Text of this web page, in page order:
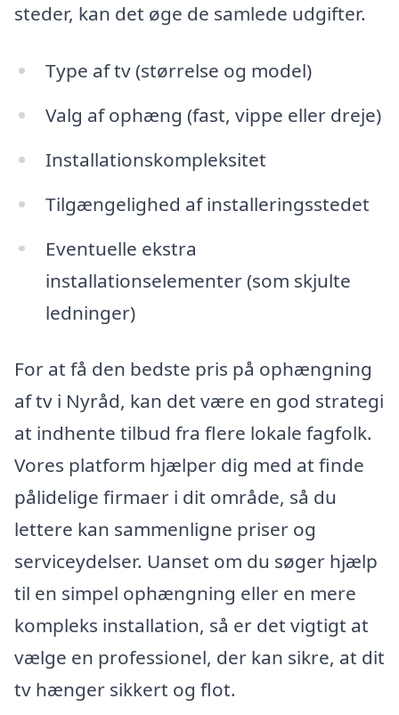
steder, kan det øge de samlede udgifter.
Type af tv (størrelse og model)
Valg af ophæng (fast, vippe eller dreje)
Installationskompleksitet
Tilgængelighed af installeringsstedet
Eventuelle ekstra
installationselementer (som skjulte
ledninger)
For at få den bedste pris på ophængning
af tv i Nyråd, kan det være en god strategi
at indhente tilbud fra flere lokale fagfolk.
Vores platform hjælper dig med at finde
pålidelige firmaer i dit område, så du
lettere kan sammenligne priser og
serviceydelser. Uanset om du søger hjælp
til en simpel ophængning eller en mere
kompleks installation, så er det vigtigt at
vælge en professionel, der kan sikre, at dit
tv hænger sikkert og flot.